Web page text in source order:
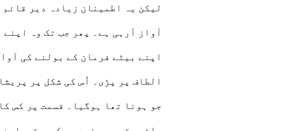
لیکن یہ اطمینان زیادہ دیر
آواز آرہی ہے۔ پھر جب تک وہ
اپنے بیٹے فرمان کے بولنے کی
الطاف پر پڑی۔ اُس کی شکل پر
جو ہونا تھا ہوگیا۔ قسمت پر کس